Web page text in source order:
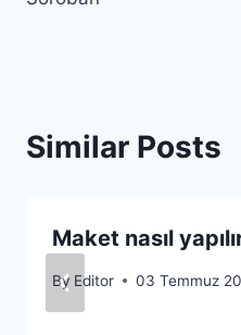
Similar Posts
Maket nasıl
By Editor 03 Temmuz